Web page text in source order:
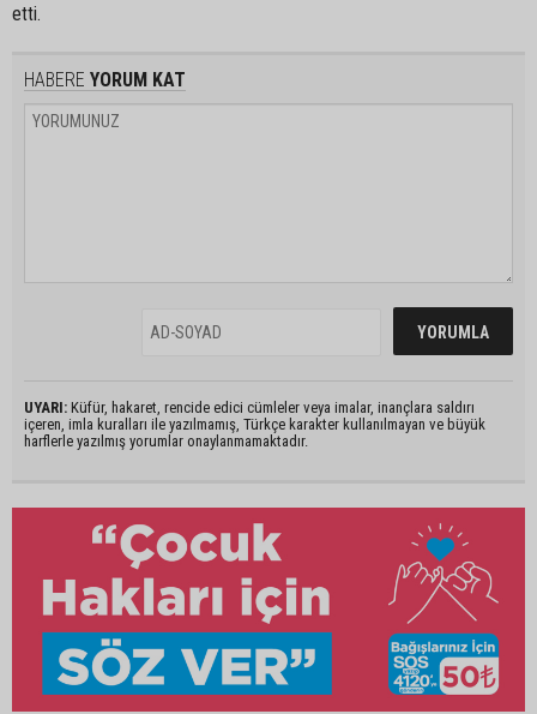
etti.
HABERE YORUM KAT
UYARI: Küfür, hakaret, rencide edici cümleler veya imalar, inançlara saldırı
içeren, imla kuralları ile yazılmamış, Türkçe karakter kullanılmayan ve büyük
harflerle yazılmış yorumlar onaylanmamaktadır.